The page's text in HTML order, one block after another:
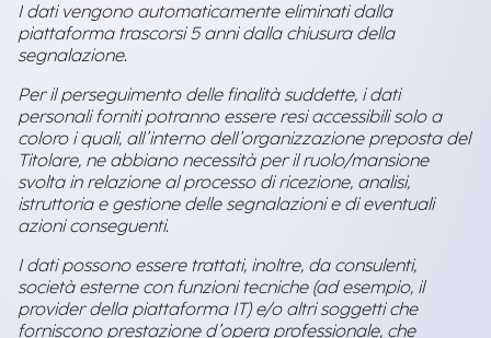
I dati vengono automaticamente eliminati dalla
piattaforma trascorsi 5 anni dalla chiusura della
segnalazione.
Per il perseguimento delle finalità suddette, i dati
personali forniti potranno essere resi accessibili solo a
coloro i quali, all’interno dell’organizzazione preposta del
Titolare, ne abbiano necessità per il ruolo/mansione
svolta in relazione al processo di ricezione, analisi,
istruttoria e gestione delle segnalazioni e di eventuali
azioni conseguenti.
I dati possono essere trattati, inoltre, da consulenti,
società esterne con funzioni tecniche (ad esempio, il
provider della piattaforma IT) e/o altri soggetti che
forniscono prestazione d’opera professionale, che